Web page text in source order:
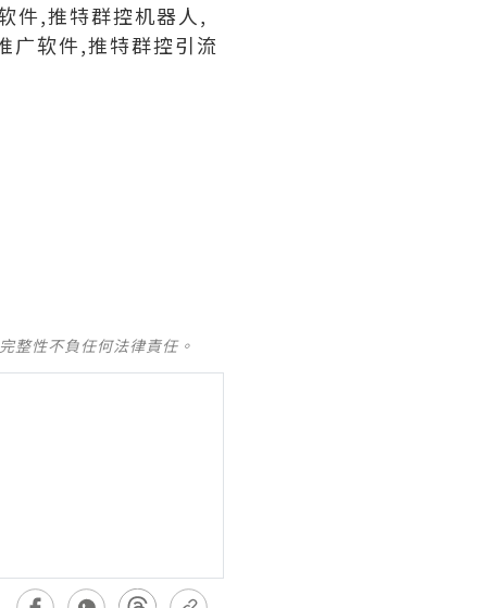
件,推特群控机器人,
广软件,推特群控引流
整性不負任何法律責任。